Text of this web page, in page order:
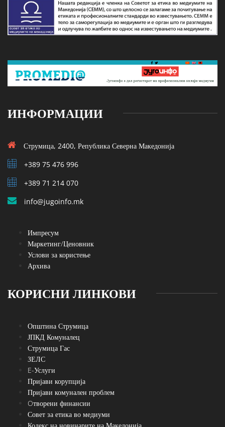
ИНФОРМАЦИИ
Струмица, 2400, Република Северна Македонија
+389 75 476 996
+389 71 214 070
info@jugoinfo.mk
Импресум
Маркетинг/Ценовник
Услови за користење
Архива
КОРИСНИ ЛИНКОВИ
Општина Струмица
ЈПКД Комуналец
Струмица Гас
ЗЕЛС
E-Услуги
Пријави корупција
Пријави комунален проблем
Oтворени финансии
Совет за етика во медиуми